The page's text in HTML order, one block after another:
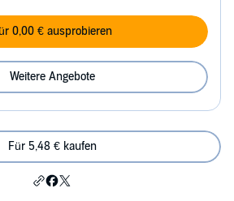
0,00 € ausprobieren
Weitere Angebote
Für 5,48 € kaufen